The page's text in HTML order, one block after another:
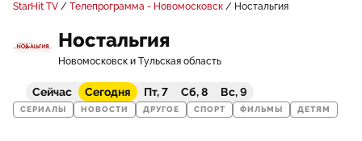
StarHit TV Телепрограмма - Новомосковск Ностальгия
Ностальгия
Новомосковск и Тульская область
Сейчас Сегодня Пт, 7 Сб, 8 Вс, 9
СЕРИАЛЫ НОВОСТИ ДРУГОЕ СПОРТ ФИЛЬМЫ ДЕТЯМ